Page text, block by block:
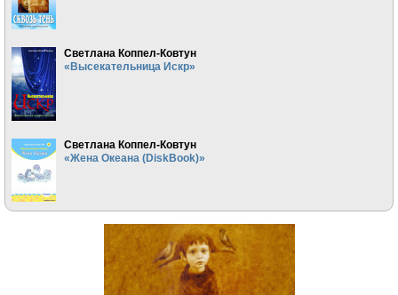
Светлана Коппел-Ковтун
«Высекательница Искр»
Светлана Коппел-Ковтун
«Жена Океана (DiskBook)»